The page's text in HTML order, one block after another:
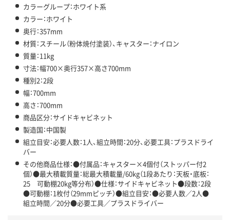
カラーグループ：ホワイト系
カラー：ホワイト
奥行：357mm
材質：スチール（粉体焼付塗装）、キャスター：ナイロン
質量：11kg
寸法：幅700×奥行357×高さ700mm
種別2：2段
幅：700mm
高さ：700mm
商品区分：サイドキャビネット
製造国：中国製
組立目安：必要人数：1人、組立時間：20分、必要工具：プラスドライ
バー
その他商品仕様：●付属品：キャスター×4個付（ストッパー付2
個）●最大積載質量：総最大積載量/60kg（1段あたり：天板・底板：
25 可動棚20kg等分布）●仕様：サイドキャビネット●段数：2段
●可動棚：1枚付（29mmピッチ）●組立目安：●必要人数／2人●
組立時間／20分●必要工具／プラスドライバー